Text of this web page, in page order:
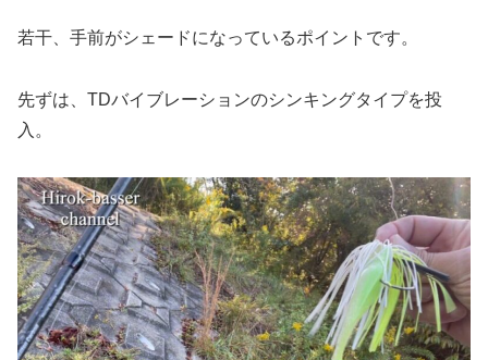
若干、手前がシェードになっているポイントです。
先ずは、TDバイブレーションのシンキングタイプを投
入。